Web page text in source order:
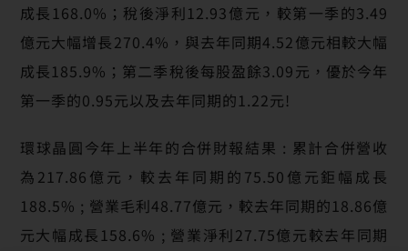
成長168.0%；稅後淨利12.93億元，較第一季的3.49
億元大幅增長270.4%，與去年同期4.52億元相較大幅
成長185.9%；第二季稅後每股盈餘3.09元，優於今年
第一季的0.95元以及去年同期的1.22元!
環球晶圓今年上半年的合併財報結果 : 累計合併營收
為217.86億元，較去年同期的75.50億元鉅幅成長
188.5% ; 營業毛利48.77億元，較去年同期的18.86億
元大幅成長158.6% ; 營業淨利27.75億元較去年同期